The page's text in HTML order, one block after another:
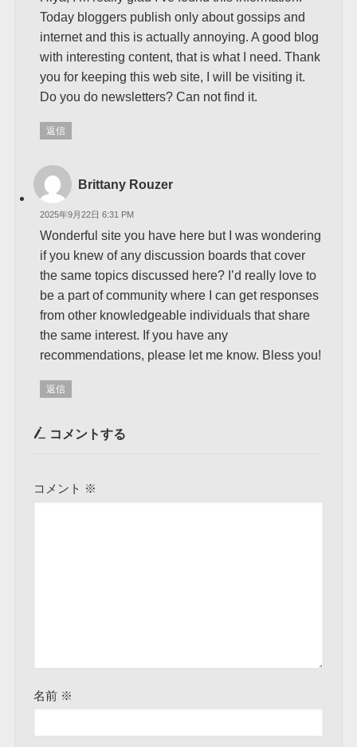
Today bloggers publish only about gossips and
internet and this is actually annoying. A good blog
with interesting content, that is what I need. Thank
you for keeping this web site, I will be visiting it.
Do you do newsletters? Can not find it.
返信
Brittany Rouzer
2025年9月22日 6:31 PM
Wonderful site you have here but I was wondering
if you knew of any discussion boards that cover
the same topics discussed here? I’d really love to
be a part of community where I can get responses
from other knowledgeable individuals that share
the same interest. If you have any
recommendations, please let me know. Bless you!
返信
コメントする
コメント ※
名前 ※